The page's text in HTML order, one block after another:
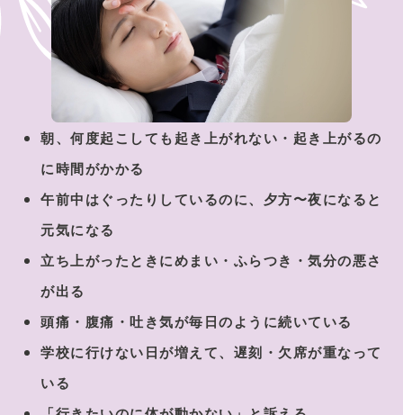
朝、何度起こしても起き上がれない・起き上がるの
に時間がかかる
午前中はぐったりしているのに、夕方〜夜になると
元気になる
立ち上がったときにめまい・ふらつき・気分の悪さ
が出る
頭痛・腹痛・吐き気が毎日のように続いている
学校に行けない日が増えて、遅刻・欠席が重なって
いる